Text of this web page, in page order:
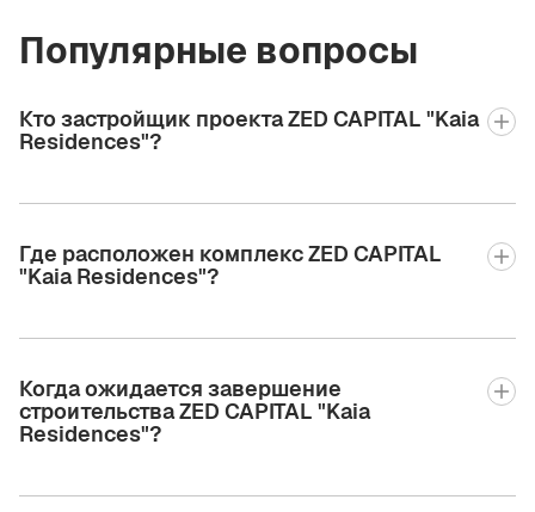
Популярные вопросы
Кто застройщик проекта ZED CAPITAL "Kaia
Residences"?
Где расположен комплекс ZED CAPITAL
"Kaia Residences"?
Когда ожидается завершение
строительства ZED CAPITAL "Kaia
Residences"?